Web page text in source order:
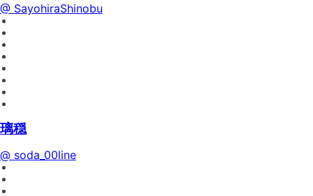
@ SayohiraShinobu
璃穏
@ soda_00line